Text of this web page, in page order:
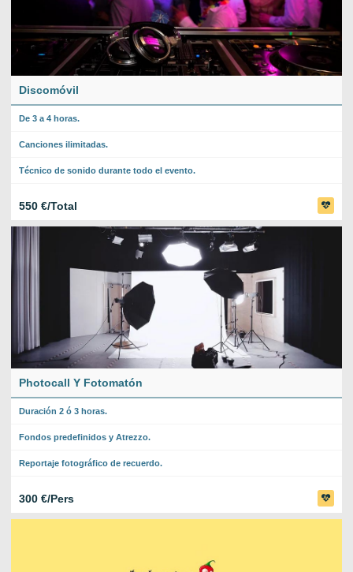
Discomóvil
De 3 a 4 horas.
Canciones ilimitadas.
Técnico de sonido durante todo el evento.
550 €/Total
Photocall Y Fotomatón
Duración 2 ó 3 horas.
Fondos predefinidos y Atrezzo.
Reportaje fotográfico de recuerdo.
300 €/Pers